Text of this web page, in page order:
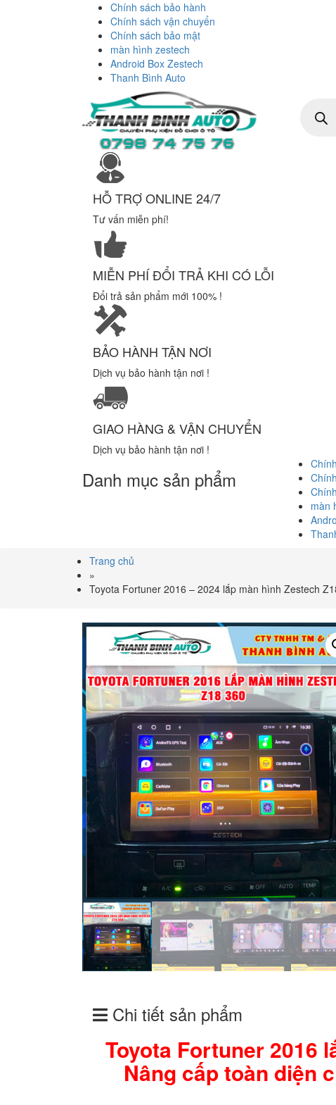
Chính sách bảo hành
Chính sách vận chuyển
Chính sách bảo mật
màn hình zestech
Android Box Zestech
Thanh Bình Auto
kiếm
sản
HỖ TRỢ ONLINE 24/7
Tư vấn miễn phí!
MIỄN PHÍ ĐỔI TRẢ KHI CÓ LỖI
Đổi trả sản phẩm mới 100% !
BẢO HÀNH TẬN NƠI
Dịch vụ bảo hành tận nơi !
GIAO HÀNG & VẬN CHUYỂN
Dịch vụ bảo hành tận nơi !
Danh mục sản phẩm
màn
Trang chủ
»
Toyota Fortuner 2016 – 2024 lắp màn hình Zestech
Chi tiết sản phẩm
Toyota Fortuner 2016
Nâng cấp toàn diện